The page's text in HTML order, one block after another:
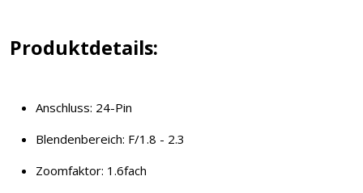
Produktdetails:
Anschluss: 24-Pin
Blendenbereich: F/1.8 - 2.3
Zoomfaktor: 1.6fach